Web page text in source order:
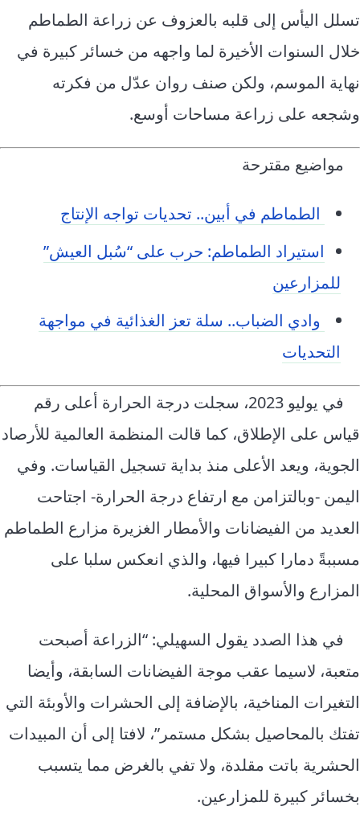
تسلل اليأس إلى قلبه بالعزوف عن زراعة الطماطم
خلال السنوات الأخيرة لما واجهه من خسائر كبيرة في
نهاية الموسم، ولكن صنف روان عدّل من فكرته
وشجعه على زراعة مساحات أوسع.
مواضيع مقترحة
الطماطم في أبين.. تحديات تواجه الإنتاج
استيراد الطماطم: حرب على “سُبل العيش”
للمزارعين
وادي الضباب.. سلة تعز الغذائية في مواجهة
التحديات
في يوليو 2023، سجلت درجة الحرارة أعلى رقم
قياس على الإطلاق، كما قالت المنظمة العالمية للأرصاد
الجوية، ويعد الأعلى منذ بداية تسجيل القياسات. وفي
اليمن -وبالتزامن مع ارتفاع درجة الحرارة- اجتاحت
العديد من الفيضانات والأمطار الغزيرة مزارع الطماطم
مسببةً دمارا كبيرا فيها، والذي انعكس سلبا على
المزارع والأسواق المحلية.
في هذا الصدد يقول السهيلي: “الزراعة أصبحت
متعبة، لاسيما عقب موجة الفيضانات السابقة، وأيضا
التغيرات المناخية، بالإضافة إلى الحشرات والأوبئة التي
تفتك بالمحاصيل بشكل مستمر”، لافتا إلى أن المبيدات
الحشرية باتت مقلدة، ولا تفي بالغرض مما يتسبب
بخسائر كبيرة للمزارعين.